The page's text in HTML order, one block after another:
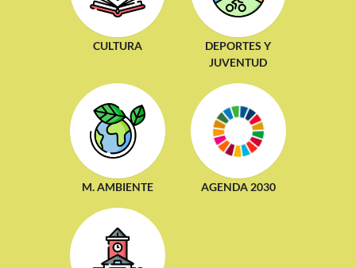
CULTURA
DEPORTES Y
JUVENTUD
M. AMBIENTE AGENDA 2030